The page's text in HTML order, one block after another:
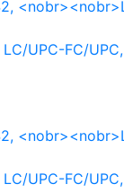
LC/UPC-FC/UPC,
LC/UPC-FC/UPC,